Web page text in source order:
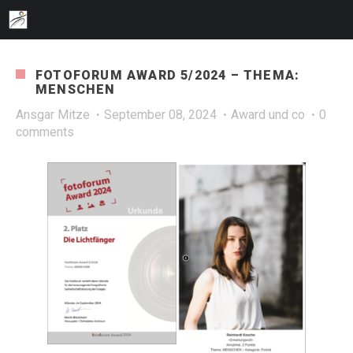
FOTOFORUM AWARD 5/2024 – THEMA:
MENSCHEN
Ansgar Mitze
September 08, 2024 Award und co
0
comments